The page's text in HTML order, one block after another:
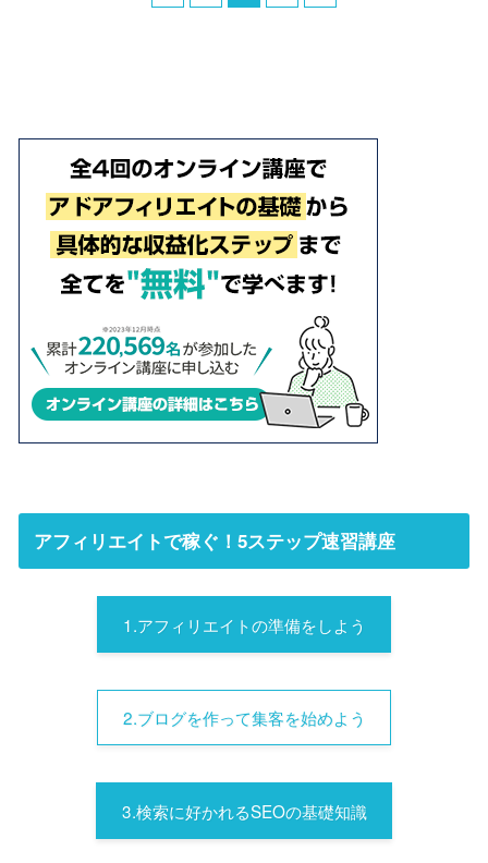
アフィリエイトで稼ぐ！5ステップ速習講座
1.アフィリエイトの準備をしよう
2.ブログを作って集客を始めよう
3.検索に好かれるSEOの基礎知識